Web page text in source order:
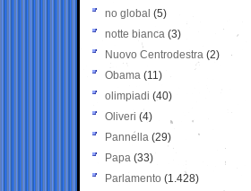
no global (5)
notte bianca (3)
Nuovo Centrodestra (2)
Obama (11)
olimpiadi (40)
Oliveri (4)
Pannella (29)
Papa (33)
Parlamento (1.428)